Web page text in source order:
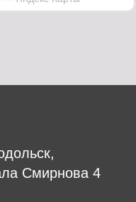
Смирнова 4